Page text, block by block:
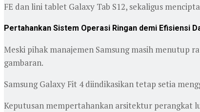
FE dan lini tablet Galaxy Tab S12, sekaligus
Pertahankan Sistem Operasi Ringan demi Efisiensi
Meski pihak manajemen Samsung masih menutup
gambaran.
Samsung Galaxy Fit 4 diindikasikan tetap setia
Keputusan mempertahankan arsitektur perangkat